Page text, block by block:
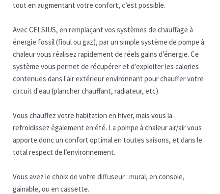
tout en augmentant votre confort, c’est possible.
Avec CELSIUS, en remplaçant vos systèmes de chauffage à
énergie fossil (fioul ou gaz), par un simple système de pompe à
chaleur vous réalisez rapidement de réels gains d’énergie. Ce
système vous permet de récupérer et d’exploiter les calories
contenues dans l'air extérieur environnant pour chauffer votre
circuit d'eau (plancher chauffant, radiateur, etc).
Vous chauffez votre habitation en hiver, mais vous la
refroidissez également en été. La pompe à chaleur air/air vous
apporte donc un confort optimal en toutes saisons, et dans le
total respect de l’environnement.
Vous avez le choix de votre diffuseur : mural, en console,
gainable, ou en cassette.